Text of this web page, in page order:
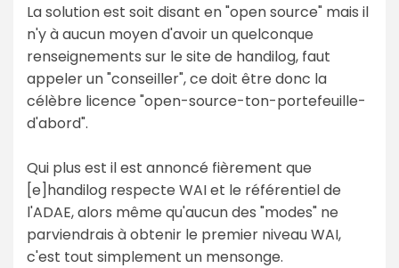
La solution est soit disant en "open source" mais il
n'y à aucun moyen d'avoir un quelconque
renseignements sur le site de handilog, faut
appeler un "conseiller", ce doit être donc la
célèbre licence "open-source-ton-portefeuille-
d'abord".
Qui plus est il est annoncé fièrement que
[e]handilog respecte WAI et le référentiel de
l'ADAE, alors même qu'aucun des "modes" ne
parviendrais à obtenir le premier niveau WAI,
c'est tout simplement un mensonge.